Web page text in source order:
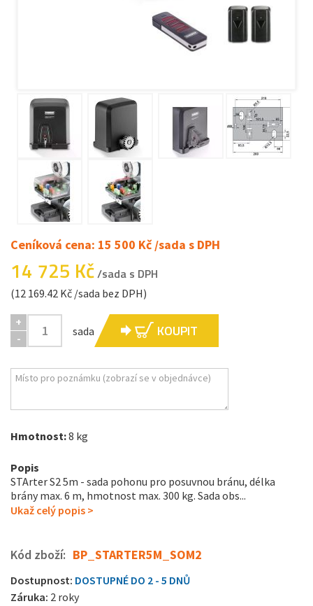
Ceníková cena: 15 500 Kč /sada s DPH
14 725 Kč/sada s DPH
(12 169.42 Kč /sada bez DPH)
+
-
sada KOUPIT
Hmotnost:8 kg
Popis
STArter S2 5m - sada pohonu pro posuvnou bránu, délka
brány max. 6 m, hmotnost max. 300 kg. Sada obs...
Ukaž celý popis >
Kód zboží: BP_STARTER5M_SOM2
Dostupnost: DOSTUPNÉ DO 2 - 5 DNŮ
Záruka: 2 roky